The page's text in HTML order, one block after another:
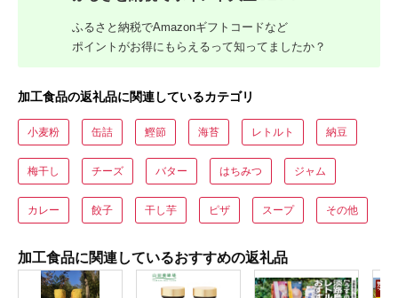
ふるさと納税でAmazonギフトコードなど
ポイントがお得にもらえるって知ってましたか？
加工食品の返礼品に関連しているカテゴリ
小麦粉 缶詰 鰹節 海苔 レトルト 納豆
梅干し チーズ バター はちみつ ジャム
カレー 餃子 干し芋 ピザ スープ その他
加工食品に関連しているおすすめの返礼品